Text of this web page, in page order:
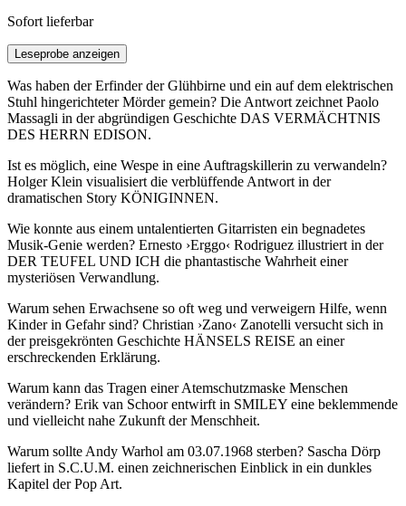
Sofort lieferbar
Leseprobe anzeigen
Was haben der Erfinder der Glühbirne und ein auf dem elektrischen
Stuhl hingerichteter Mörder gemein? Die Antwort zeichnet Paolo
Massagli in der abgründigen Geschichte DAS VERMÄCHTNIS
DES HERRN EDISON.
Ist es möglich, eine Wespe in eine Auftragskillerin zu verwandeln?
Holger Klein visualisiert die verblüffende Antwort in der
dramatischen Story KÖNIGINNEN.
Wie konnte aus einem untalentierten Gitarristen ein begnadetes
Musik-Genie werden? Ernesto ›Erggo‹ Rodriguez illustriert in der
DER TEUFEL UND ICH die phantastische Wahrheit einer
mysteriösen Verwandlung.
Warum sehen Erwachsene so oft weg und verweigern Hilfe, wenn
Kinder in Gefahr sind? Christian ›Zano‹ Zanotelli versucht sich in
der preisgekrönten Geschichte HÄNSELS REISE an einer
erschreckenden Erklärung.
Warum kann das Tragen einer Atemschutzmaske Menschen
verändern? Erik van Schoor entwirft in SMILEY eine beklemmende
und vielleicht nahe Zukunft der Menschheit.
Warum sollte Andy Warhol am 03.07.1968 sterben? Sascha Dörp
liefert in S.C.U.M. einen zeichnerischen Einblick in ein dunkles
Kapitel der Pop Art.